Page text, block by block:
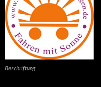
Beschriftung